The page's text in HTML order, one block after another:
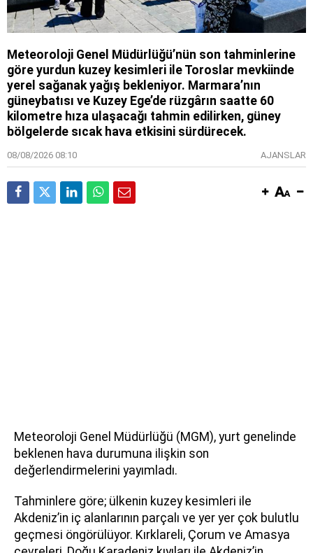
Meteoroloji Genel Müdürlüğü’nün son tahminlerine
göre yurdun kuzey kesimleri ile Toroslar mevkiinde
yerel sağanak yağış bekleniyor. Marmara’nın
güneybatısı ve Kuzey Ege’de rüzgârın saatte 60
kilometre hıza ulaşacağı tahmin edilirken, güney
bölgelerde sıcak hava etkisini sürdürecek.
08/08/2026 08:10 AJANSLAR
Meteoroloji Genel Müdürlüğü (MGM), yurt genelinde
beklenen hava durumuna ilişkin son
değerlendirmelerini yayımladı.
Tahminlere göre; ülkenin kuzey kesimleri ile
Akdeniz’in iç alanlarının parçalı ve yer yer çok bulutlu
geçmesi öngörülüyor. Kırklareli, Çorum ve Amasya